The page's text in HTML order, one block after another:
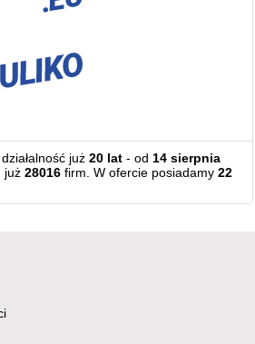
już20 lat - od14 sierpnia
już28016 firm. W ofercie posiadamy22